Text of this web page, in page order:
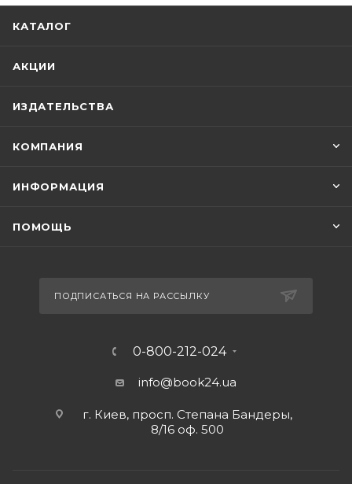
КАТАЛОГ
АКЦИИ
ИЗДАТЕЛЬСТВА
КОМПАНИЯ
ИНФОРМАЦИЯ
ПОМОЩЬ
ПОДПИСАТЬСЯ НА РАССЫЛКУ
0-800-212-024
info@book24.ua
г. Киев, просп. Степана Бандеры,
8/16 оф. 500